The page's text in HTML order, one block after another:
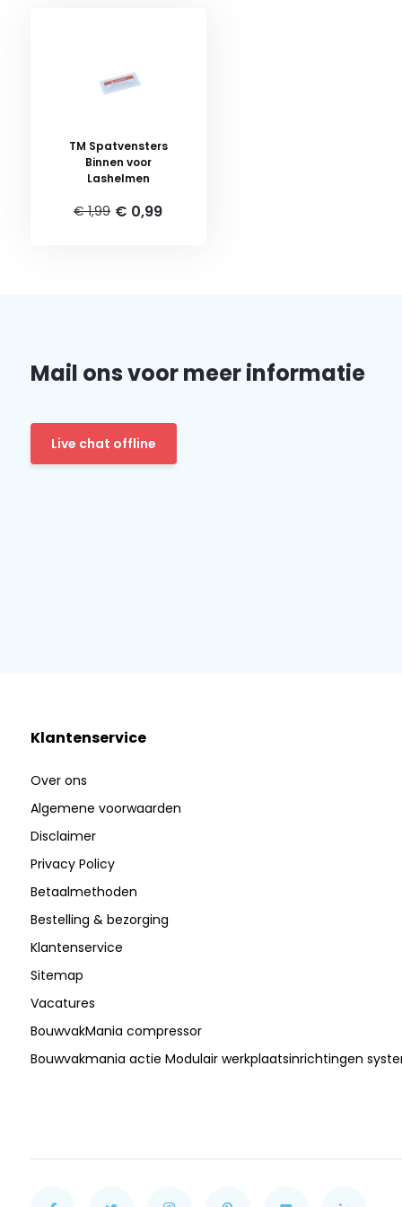
TM Spatvensters
Binnen voor
Lashelmen
€ 1,99 € 0,99
Mail ons voor meer informatie
Live chat offline
Klantenservice
Over ons
Algemene voorwaarden
Disclaimer
Privacy Policy
Betaalmethoden
Bestelling & bezorging
Klantenservice
Sitemap
Vacatures
BouwvakMania compressor
Bouwvakmania actie Modulair werkplaatsinrichtingen